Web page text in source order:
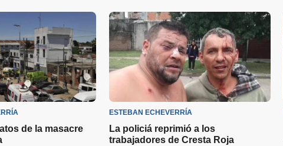
de la masacre
ESTEBAN ECHEVERRÍA
La policiá reprimió a los
trabajadores de Cresta Roja